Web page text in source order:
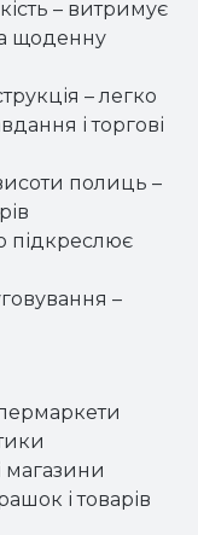
– витримує
щоденну
– легко
і торгові
полиць –
підкреслює
–
магазини
і товарів